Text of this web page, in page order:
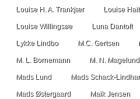
Louise H. A. Trankjær Louise
Louise Willingsøe Luna Dantoft
Lykke Lindbo M.C. Gertsen
M. L. Bornemann M. N. Magelund
Mads Lund Mads Schack-
Mads Østergaard Maik Jensen